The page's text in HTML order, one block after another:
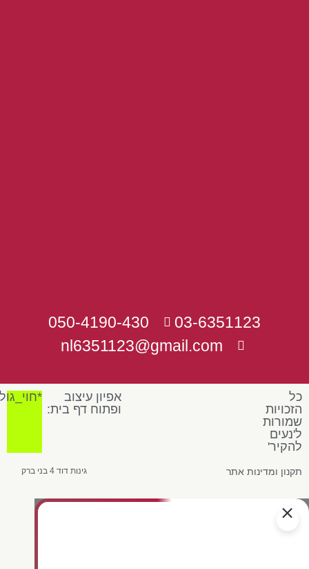
03-6351123
050-4190-430
nl6351123@gmail.com
כל
הזכויות
שמורות
ל'נעים
להקיר'
אפיון עיצוב
ופתוח דף בית:
תקנון ומדינות אתר גינות דוד 4 בני ברק